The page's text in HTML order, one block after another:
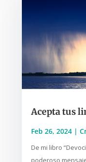
Acepta tus
Feb 26, 2024|
De mi libro
poderoso